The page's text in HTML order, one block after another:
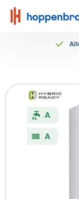
Hoppenbrouwers
|